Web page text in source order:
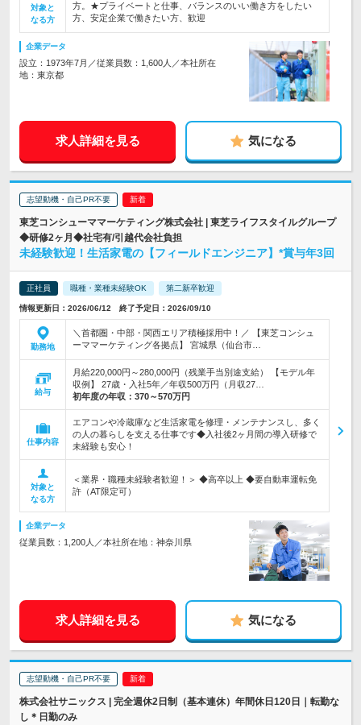
対象と
なる方
方。★プライベートと仕事、バランスのいい働き方をしたい
方、安定企業で働きたい方、歓迎
企業データ
設立：1973年7月／従業員数：1,600人／本社所在
地：東京都
求人詳細を見る 気になる
志望動機・自己PR不要
東芝コンシューママーケティング株式会社 | 東芝ライフスタイルグループ
◆研修2ヶ月◆社宅有/引越代会社負担
未経験歓迎！生活家電の【フィールドエンジニア】*賞与年3回
正社員 職種・業種未経験OK 第二新卒歓迎
情報更新日：2026/06/12 終了予定日：2026/09/10
勤務地
＼首都圏・中部・関西エリア積極採用中！／ 【東芝コンシュ
ーママーケティング各拠点】 宮城県（仙台市…
給与
月給220,000円～280,000円（残業手当別途支給） 【モデル年
収例】 27歳・入社5年／年収500万円（月収27…
初年度の年収： 370～570万円
仕事内容
エアコンや冷蔵庫など生活家電を修理・メンテナンスし、多く
の人の暮らしを支える仕事です◆入社後2ヶ月間の導入研修で
未経験も安心！
対象と
なる方
＜業界・職種未経験者歓迎！＞ ◆高卒以上 ◆要自動車運転免
許（AT限定可）
企業データ
従業員数：1,200人／本社所在地：神奈川県
求人詳細を見る 気になる
志望動機・自己PR不要
株式会社サニックス | 完全週休2日制（基本連休）年間休日120日｜転勤な
し＊日勤のみ